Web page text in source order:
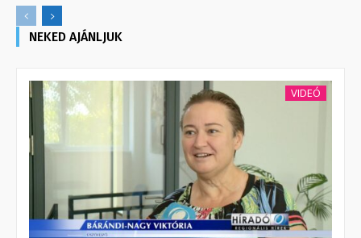
NEKED AJÁNLJUK
VIDEÓ